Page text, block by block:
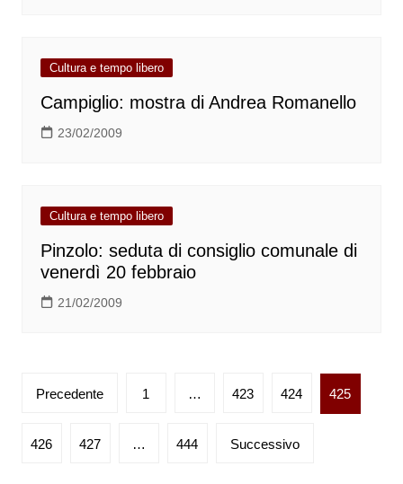
Cultura e tempo libero
Campiglio: mostra di Andrea Romanello
23/02/2009
Cultura e tempo libero
Pinzolo: seduta di consiglio comunale di
venerdì 20 febbraio
21/02/2009
Paginazione
articoli
Precedente 1 … 423 424 425
426 427 … 444 Successivo